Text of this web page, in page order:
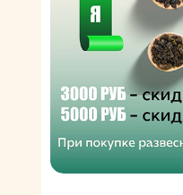
сырье. Арабику и
других странах
Индии. Качество этих
CSC (Certified
который
требованиям.
Вот почему на
несколько выше,
сегмента.